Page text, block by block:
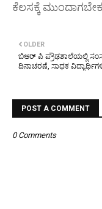
ಕೆಲಸಕ್ಕೆ
OLDER
ಬಿಆರ್ ಪಿ ಪ್ರೌಢಶಾಲೆಯಲ್ಲಿ
ದಿನಾಚರಣೆ, ಸಾಧಕ
POST A COMMENT
0 Comments